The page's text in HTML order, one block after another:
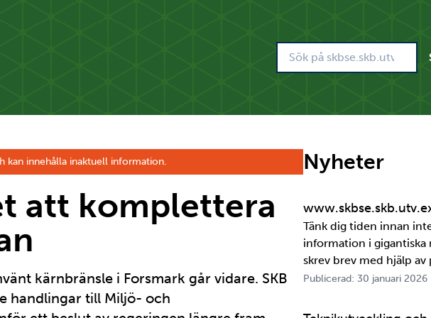
kan innehålla inaktuell information.
att komplettera
kärnbränsle i Forsmark går vidare. SKB
handlingar till Miljö- och
Nyheter
Tänk dig tiden innan
information i
skrev brev med hjälp
om ett meddelande
perspektiv i alla fall. För
Publicerad: 30 januari 2026